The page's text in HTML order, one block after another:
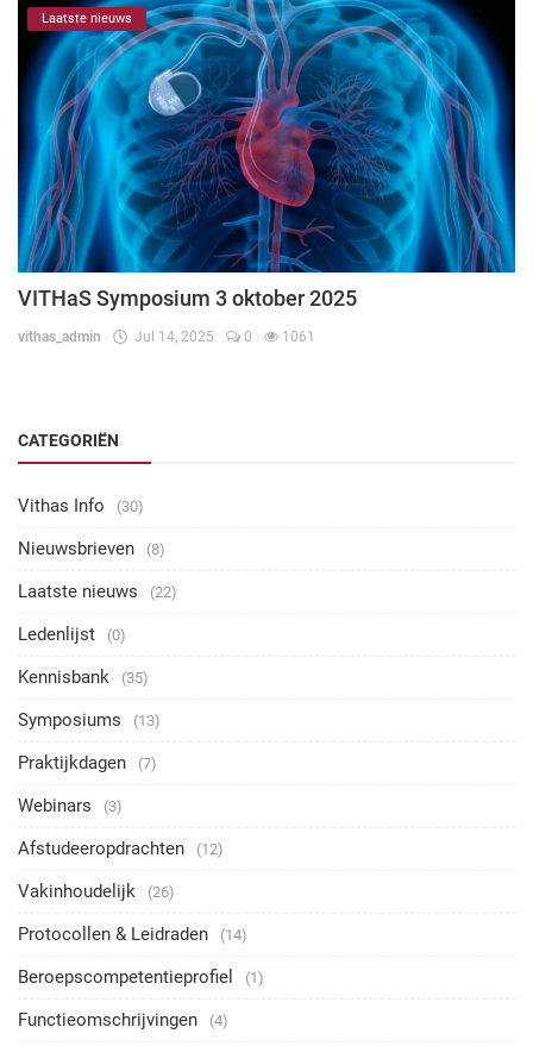
Laatste nieuws
VITHaS Symposium 3 oktober 2025
vithas_admin Jul 14, 2025 0 1061
CATEGORIËN
Vithas Info (30)
Nieuwsbrieven (8)
Laatste nieuws (22)
Ledenlijst (0)
Kennisbank (35)
Symposiums (13)
Praktijkdagen (7)
Webinars (3)
Afstudeeropdrachten (12)
Vakinhoudelijk (26)
Protocollen & Leidraden (14)
Beroepscompetentieprofiel (1)
Functieomschrijvingen (4)